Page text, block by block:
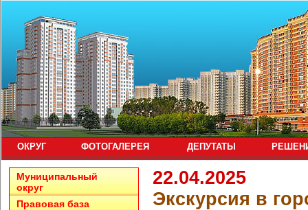
ОКРУГ ФОТОГАЛЕРЕЯ ДЕПУТАТЫ
22.04.2025
Экскурсия в
Муниципальный
округ
Правовая база